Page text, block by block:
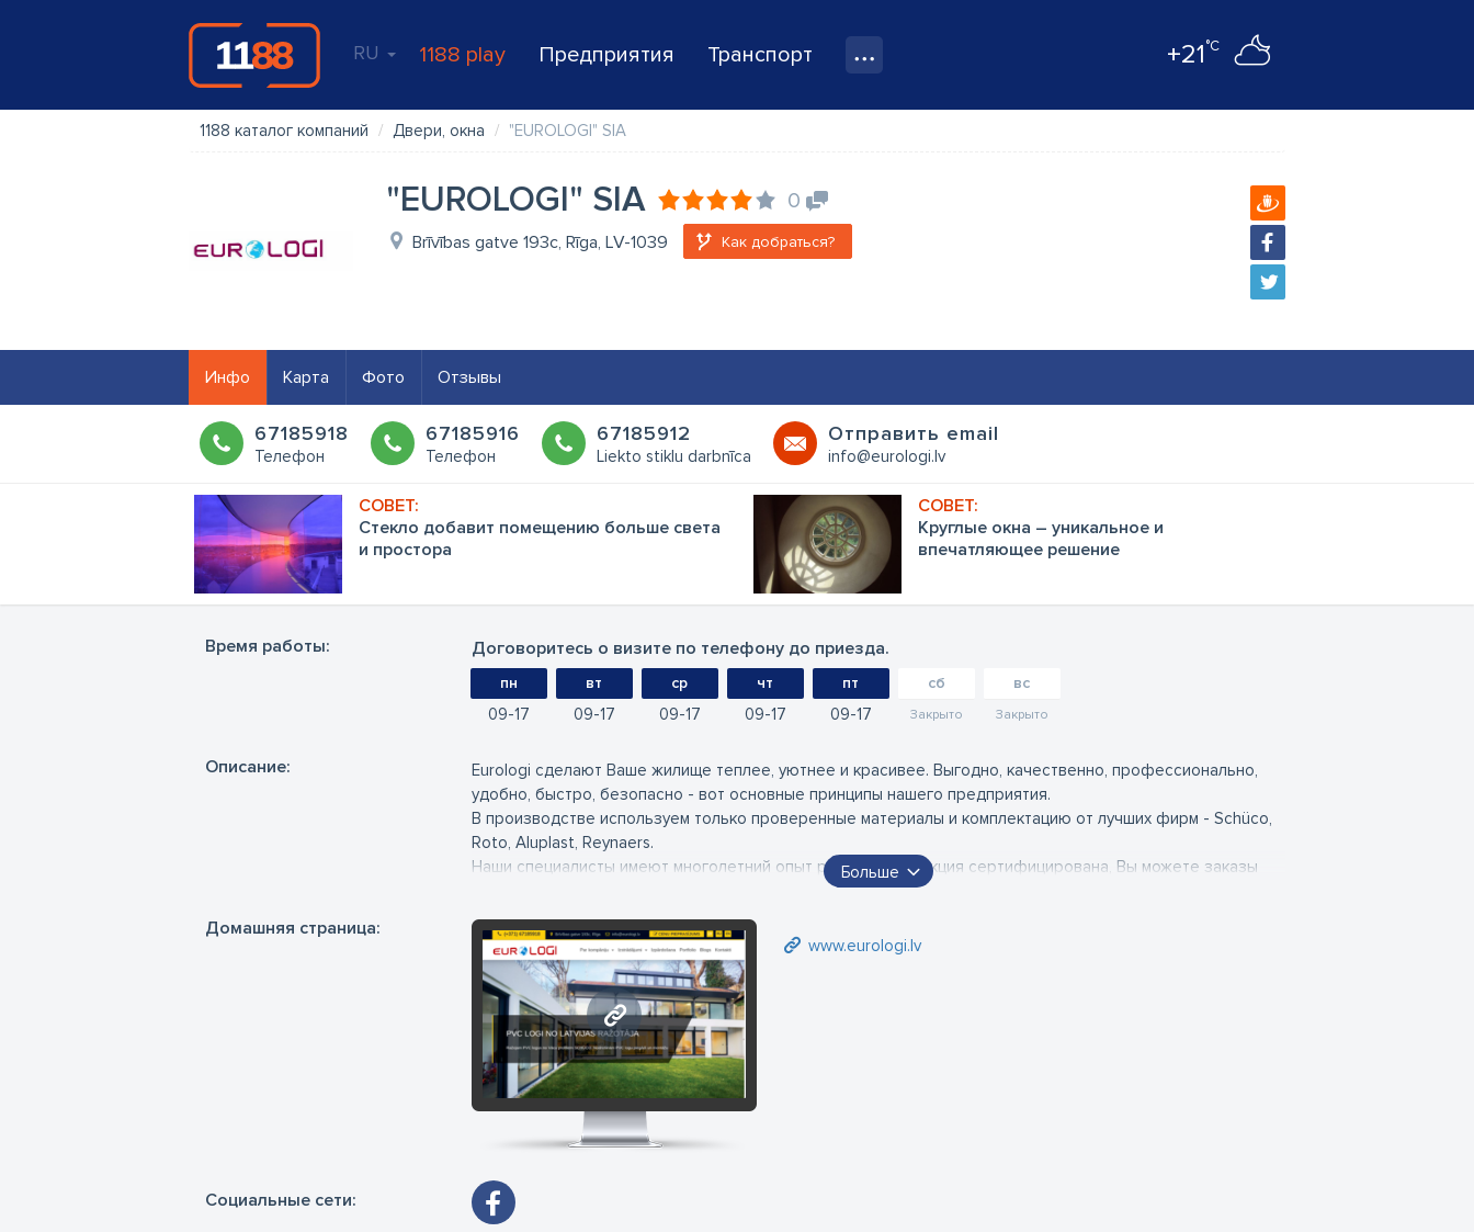
RU 1188 play Предприятия Транспорт +21°C
1188 каталог компаний Двери, окна "EUROLOGI" SIA
"EUROLOGI" SIA 0
Brīvības gatve 193c, Rīga, LV-1039 Как добраться?
Инфо Карта Фото Отзывы
67185918
Телефон
67185916
Телефон
67185912
Liekto stiklu darbnīca
Oтправить email
info@eurologi.lv
Стекло добавит помещению больше света
и простора
Круглые окна – уникальное и
впечатляющее решение
Время работы: Договоритесь о визите по телефону до приезда.
пн
09 17
вт
09 17
ср
09 17
чт
09 17
пт
09 17
сб
Закрыто
вс
Закрыто
Oписание:
Eurologi сделают Ваше жилище теплее, уютнее и красивее. Выгодно, качественно, профессионально,
удобно, быстро, безопасно - вот основные принципы нашего предприятия.
В производстве используем только проверенные материалы и комплектацию от лучших фирм - Schüco,
Roto, Aluplast, Reynaers.
Наши специалисты имеют многолетний опыт работы. Продукция сертифицирована, Вы можете заказы
Поскольку наше производство находится здесь, в Риге, заказ будет выполнен в кратчайшие сроки.
Мы гарантируем качество нашей продукции и обеспечиваем гарантийное и послегарантийное
обслуживание на протяжении всего срока эксплуатации нашей продукции. Наше предприятие постоянно
следит за последними тенденциями в изготовлении окон!
Больше
Домашняя страница:
www.eurologi.lv
www.eurologi.lv
Социальные сети: